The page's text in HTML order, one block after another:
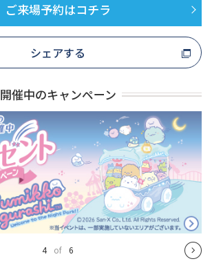
ご来場予約はコチラ
シェアする
開催中のキャンペーン
4 of 6